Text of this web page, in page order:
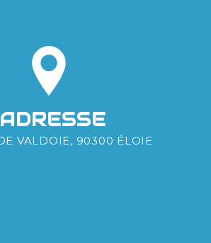
ADRESSE
VALDOIE, 90300 ÉLOIE